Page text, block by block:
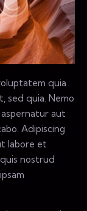
quia
sed quia. Nemo
aut
Adipiscing
labore et
nostrud